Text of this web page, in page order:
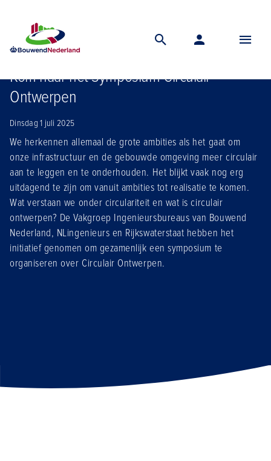
Nieuws
Kom naar het Symposium Circulair
Ontwerpen
Dinsdag 1 juli 2025
We herkennen allemaal de grote ambities als het gaat om
onze infrastructuur en de gebouwde omgeving meer circulair
aan te leggen en te onderhouden. Het blijkt vaak nog erg
uitdagend te zijn om vanuit ambities tot realisatie te komen.
Wat verstaan we onder circulariteit en wat is circulair
ontwerpen? De Vakgroep Ingenieursbureaus van Bouwend
Nederland, NLingenieurs en Rijkswaterstaat hebben het
initiatief genomen om gezamenlijk een symposium te
organiseren over Circulair Ontwerpen.